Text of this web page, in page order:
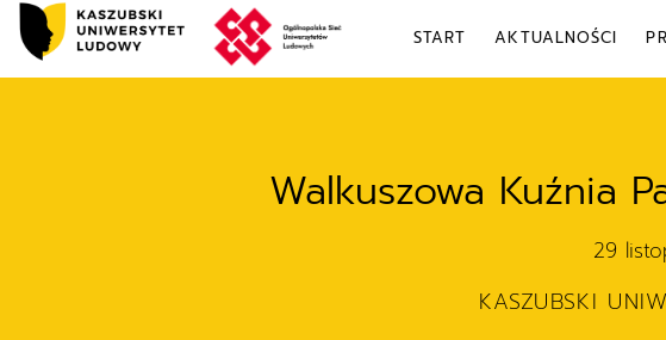
START AKTUALNOŚCI
Walkuszowa Kuźnia
29
KASZUBSKI